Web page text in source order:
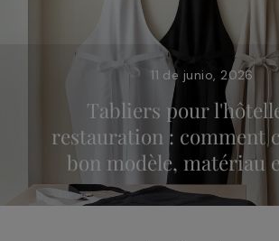
11 de junio, 2026
Tabliers pour
restauration : comment
bon modèle, matériau